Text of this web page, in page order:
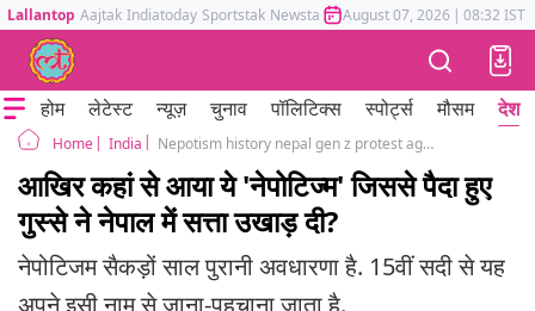
Lallantop Aajtak Indiatoday Sportstak Newstak Mumbai Tak Astrotak
August 07, 2026 | 08:32 IST
होम लेटेस्ट न्यूज़ चुनाव पॉलिटिक्स स्पोर्ट्स मौसम देश
Home India Nepotism history nepal gen z protest against nepo kids
आखिर कहां से आया ये 'नेपोटिज्म' जिससे पैदा हुए
गुस्से ने नेपाल में सत्ता उखाड़ दी?
नेपोटिजम सैकड़ों साल पुरानी अवधारणा है. 15वीं सदी से यह
अपने इसी नाम से जाना-पहचाना जाता है.